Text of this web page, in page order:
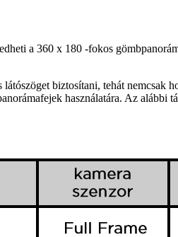
a 360 x 180 -fokos
biztosítani, tehát nemcsak
használatára. Az alábbi